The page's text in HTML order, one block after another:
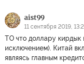
aist99
11 сентября 2019,
ТО что доллару кирдык
исключением). Китай
являясь главным